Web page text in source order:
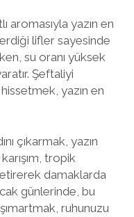
aromasıyla yazın en
lifler sayesinde
su oranı yüksek
Şeftaliyi
hissetmek, yazın en
çıkarmak, yazın
tropik
damaklarda
günlerinde, bu
ruhunuzu